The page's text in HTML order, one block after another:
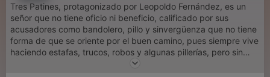
Tres Patines, protagonizado por Leopoldo Fernández, es un
señor que no tiene oficio ni beneficio, calificado por sus
acusadores como bandolero, pillo y sinvergüenza que no tiene
forma de que se oriente por el buen camino, pues siempre vive
haciendo estafas, trucos, robos y algunas pillerías, pero sin
llegar nunca a cometer delitos mayores. Sus hurtos consisten